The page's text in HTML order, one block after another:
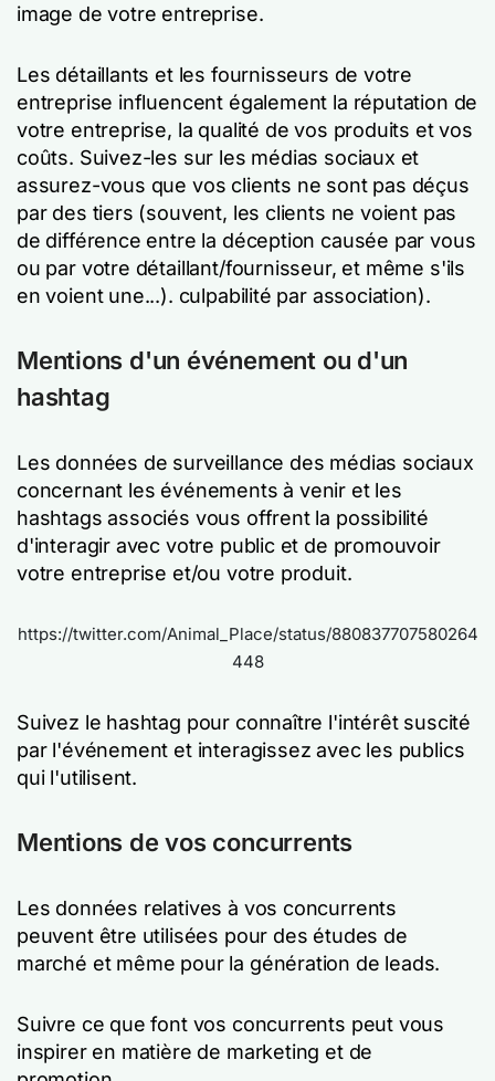
image de votre entreprise.
Les détaillants et les fournisseurs de votre
entreprise influencent également la réputation de
votre entreprise, la qualité de vos produits et vos
coûts. Suivez-les sur les médias sociaux et
assurez-vous que vos clients ne sont pas déçus
par des tiers (souvent, les clients ne voient pas
de différence entre la déception causée par vous
ou par votre détaillant/fournisseur, et même s'ils
en voient une...). culpabilité par association).
Mentions d'un événement ou d'un
hashtag
Les données de surveillance des médias sociaux
concernant les événements à venir et les
hashtags associés vous offrent la possibilité
d'interagir avec votre public et de promouvoir
votre entreprise et/ou votre produit.
https://twitter.com/Animal_Place/status/880837707580264
448
Suivez le hashtag pour connaître l'intérêt suscité
par l'événement et interagissez avec les publics
qui l'utilisent.
Mentions de vos concurrents
Les données relatives à vos concurrents
peuvent être utilisées pour des études de
marché et même pour la génération de leads.
Suivre ce que font vos concurrents peut vous
inspirer en matière de marketing et de